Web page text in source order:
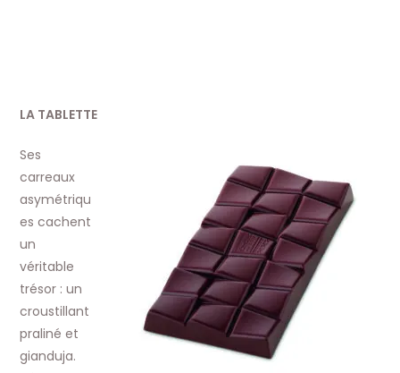
LA TABLETTE
Ses
carreaux
asymétriqu
es cachent
un
véritable
trésor : un
croustillant
praliné et
gianduja.